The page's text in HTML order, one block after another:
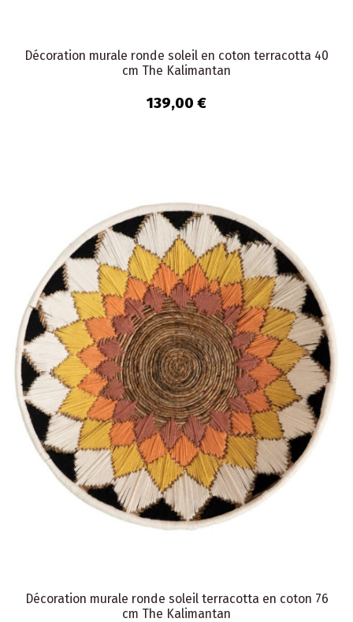
Décoration murale ronde soleil en coton terracotta 40
cm The Kalimantan
139,00 €
Décoration murale ronde soleil terracotta en coton 76
cm The Kalimantan